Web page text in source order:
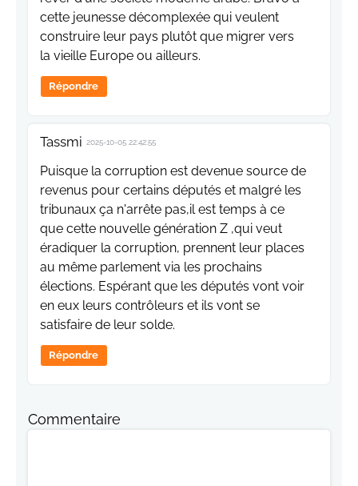
cette jeunesse décomplexée qui veulent
construire leur pays plutôt que migrer vers
la vieille Europe ou ailleurs.
Répondre
Tassmi 2025-10-05 22:42:55
Puisque la corruption est devenue source de
revenus pour certains députés et malgré les
tribunaux ça n'arrête pas,il est temps à ce
que cette nouvelle génération Z ,qui veut
éradiquer la corruption, prennent leur places
au même parlement via les prochains
élections. Espérant que les députés vont voir
en eux leurs contrôleurs et ils vont se
satisfaire de leur solde.
Répondre
Commentaire